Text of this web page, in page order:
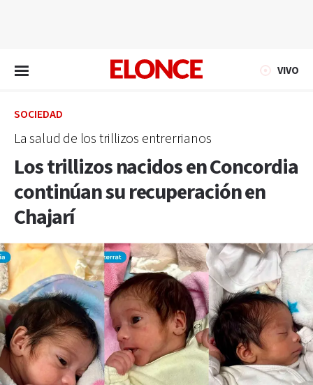
VIVO
SOCIEDAD
La salud de los trillizos entrerrianos
Los trillizos nacidos en Concordia
continúan su recuperación en
Chajarí